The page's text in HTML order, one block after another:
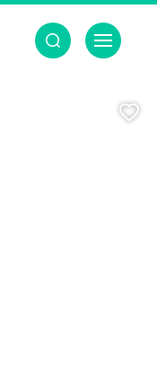
de navigation du
Menu
© CAMT